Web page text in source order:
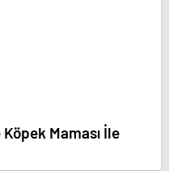
Maması İle